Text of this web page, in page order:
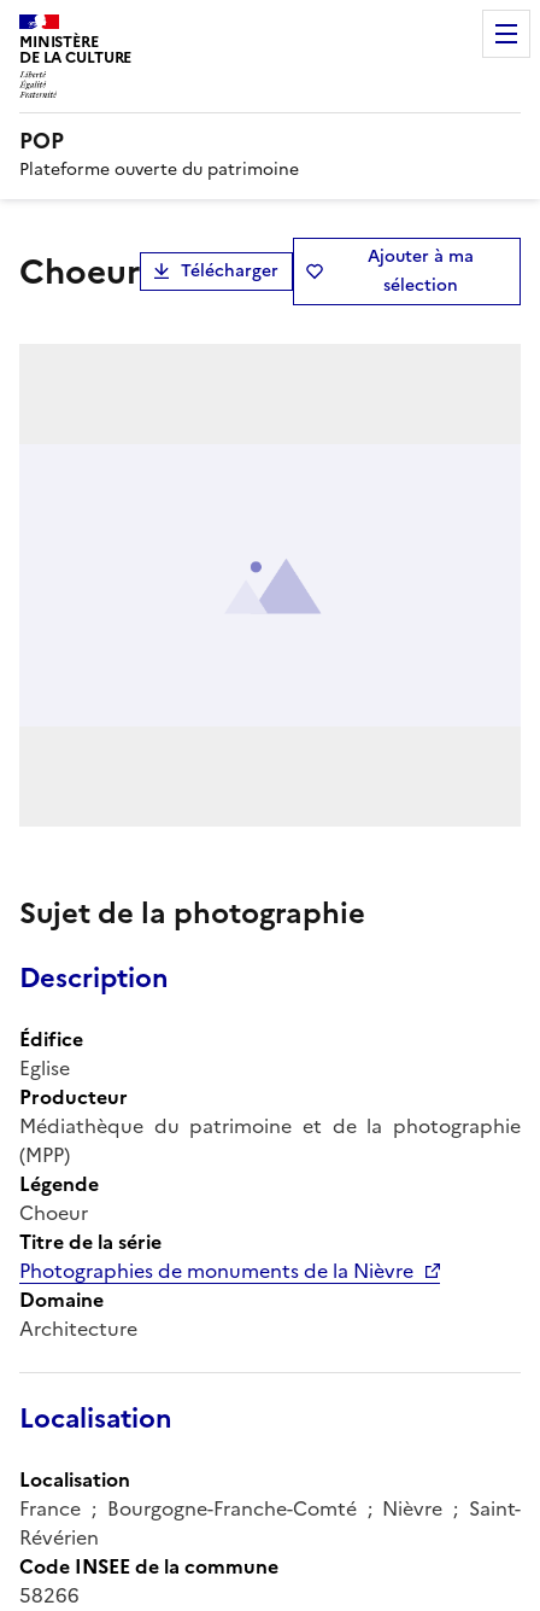
MINISTÈRE
DE LA CULTURE
POP
Plateforme ouverte du patrimoine
Choeur Télécharger
Ajouter à ma
sélection
Sujet de la photographie
Description
Édifice
Eglise
Producteur
Médiathèque du patrimoine et de la photographie
(MPP)
Légende
Choeur
Titre de la série
Photographies de monuments de la Nièvre
Domaine
Architecture
Localisation
Localisation
France ; Bourgogne-Franche-Comté ; Nièvre ; Saint-
Révérien
Code INSEE de la commune
58266